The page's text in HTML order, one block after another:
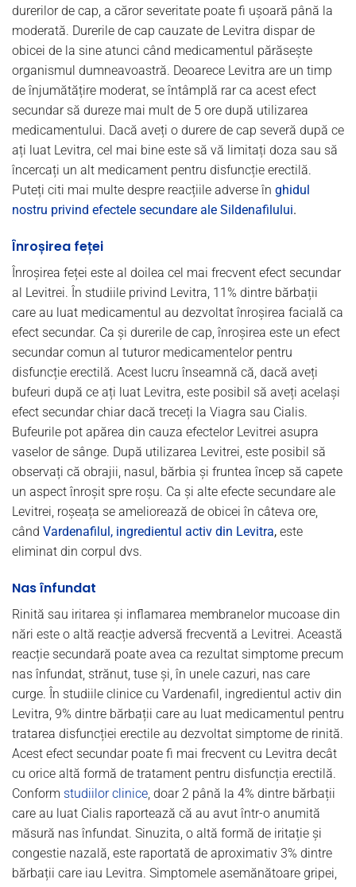
durerilor de cap, a căror severitate poate fi ușoară până la
moderată. Durerile de cap cauzate de Levitra dispar de
obicei de la sine atunci când medicamentul părăsește
organismul dumneavoastră. Deoarece Levitra are un timp
de înjumătățire moderat, se întâmplă rar ca acest efect
secundar să dureze mai mult de 5 ore după utilizarea
medicamentului. Dacă aveți o durere de cap severă după ce
ați luat Levitra, cel mai bine este să vă limitați doza sau să
încercați un alt medicament pentru disfuncție erectilă.
Puteți citi mai multe despre reacțiile adverse în ghidul
nostru privind efectele secundare ale Sildenafilului.
Înroșirea feței
Înroșirea feței este al doilea cel mai frecvent efect secundar
al Levitrei. În studiile privind Levitra, 11% dintre bărbații
care au luat medicamentul au dezvoltat înroșirea facială ca
efect secundar. Ca și durerile de cap, înroșirea este un efect
secundar comun al tuturor medicamentelor pentru
disfuncție erectilă. Acest lucru înseamnă că, dacă aveți
bufeuri după ce ați luat Levitra, este posibil să aveți același
efect secundar chiar dacă treceți la Viagra sau Cialis.
Bufeurile pot apărea din cauza efectelor Levitrei asupra
vaselor de sânge. După utilizarea Levitrei, este posibil să
observați că obrajii, nasul, bărbia și fruntea încep să capete
un aspect înroșit spre roșu. Ca și alte efecte secundare ale
Levitrei, roșeața se ameliorează de obicei în câteva ore,
când Vardenafilul, ingredientul activ din Levitra, este
eliminat din corpul dvs.
Nas înfundat
Rinită sau iritarea și inflamarea membranelor mucoase din
nări este o altă reacție adversă frecventă a Levitrei. Această
reacție secundară poate avea ca rezultat simptome precum
nas înfundat, strănut, tuse și, în unele cazuri, nas care
curge. În studiile clinice cu Vardenafil, ingredientul activ din
Levitra, 9% dintre bărbații care au luat medicamentul pentru
tratarea disfuncției erectile au dezvoltat simptome de rinită.
Acest efect secundar poate fi mai frecvent cu Levitra decât
cu orice altă formă de tratament pentru disfuncția erectilă.
Conform studiilor clinice , doar 2 până la 4% dintre bărbații
care au luat Cialis raportează că au avut într-o anumită
măsură nas înfundat. Sinuzita, o altă formă de iritație și
congestie nazală, este raportată de aproximativ 3% dintre
bărbații care iau Levitra. Simptomele asemănătoare gripei,